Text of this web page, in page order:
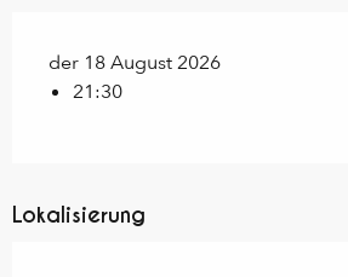
der 18 August 2026
21:30
Lokalisierung